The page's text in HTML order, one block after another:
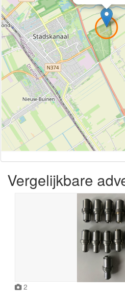
Vergelijkbare
2